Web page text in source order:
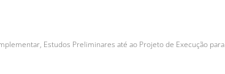
Estudos Preliminares até ao Projeto de Execução para